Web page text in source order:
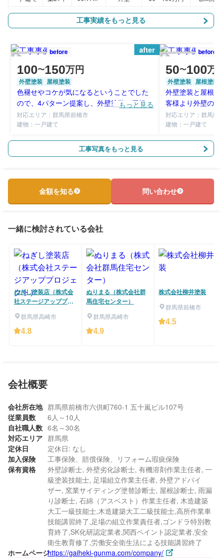
工事実績をもっと見る
after
before
100〜150万円
外壁塗装 屋根塗装
色褪せやコケが気になるということでした
ので、4パターン提案し、外壁塗装と屋根塗
装の施工をしました。
もっと見る
対応エリア：群馬県前橋市
建物：一戸建て
before
50〜100万
外壁塗装 屋根塗装
外壁塗装と屋根
客様より外壁の
るということで
使用して仕上げ
対応エリア：群馬県
建物：一戸建て
工事写真をもっと見る
金額を知る 問い合わせ
一緒に検討されている会社
ねぎし塗装店（株式会
社ステージアッププロ
群馬県高崎市
4.8
ぬりまる（株式会社群
馬住宅センター）
群馬県高崎市
4.9
株式会社柳井塗装
群馬県前橋市
4.5
会社概要
会社所在地 群馬県前橋市六供町760-1 五十嵐ビル107号
従業員数
6人～10人
自社職人数 6名～30名
対応エリア 群馬県
定休日
定休日: なし
加入保険
工事保険、賠償保険、リフォーム瑕疵保険
保有資格
外壁診断士, 外壁劣化診断士, 有機溶剤作業主任者, 一
級塗装技能士, 足場組立作業主任者, 外壁アドバイ
ザー, 窯業サイディング塗替診断士, 屋根診断士, 雨漏
り診断士, 石綿（アスベスト）作業主任者, 木造建築
大工一級技能士,木造建築大工二級技能士,高所作業車
技能講習終了,足場の組立作業責任者,ゴンドラ特別教
育終了,SK化研認定業者,関西ペイント認定業者,安全
衛生教育修了,労働安全衛生法による技能講習終了
ホームページhttps://gaiheki-gunma.com/company/